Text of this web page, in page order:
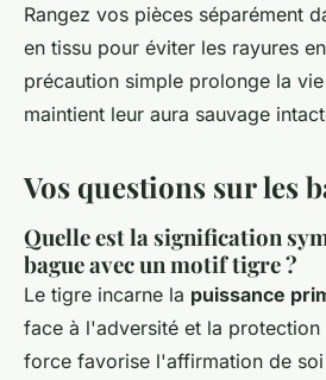
Rangez vos pièces séparément
en tissu pour éviter les rayures
précaution simple prolonge la
maintient leur aura sauvage
Vos questions sur les
Quelle est la signification
bague avec un motif tigre ?
Le tigre incarne la puissance
face à l'adversité et la protection
force favorise l'affirmation de